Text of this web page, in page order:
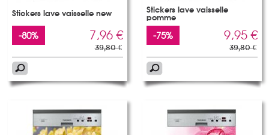
Stickers lave vaisselle new
-80% 7,96 €
39,80 €
Stickers lave vaisselle
pomme
-75% 9,95 €
39,80 €